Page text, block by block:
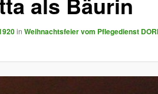
in Weihnachtsfeier vom Pflegedienst